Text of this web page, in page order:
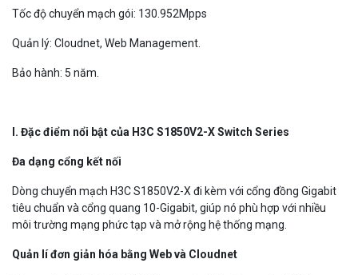
Tốc độ chuyển mạch gói: 130.952Mpps
Quản lý: Cloudnet, Web Management.
Bảo hành: 5 năm.
I. Đặc điểm nổi bật của H3C S1850V2-XSwitch Series
Đa dạng cổng kết nối
Dòng chuyển mạch H3C S1850V2-X đi kèm với cổng đồng Gigabit
tiêu chuẩn và cổng quang 10-Gigabit, giúp nó phù hợp với nhiều
môi trường mạng phức tạp và mở rộng hệ thống mạng.
Quản lí đơn giản hóa bằng Web và Cloudnet